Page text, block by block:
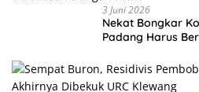
3 Juni 2026
Nekat Bongkar
Padang Harus